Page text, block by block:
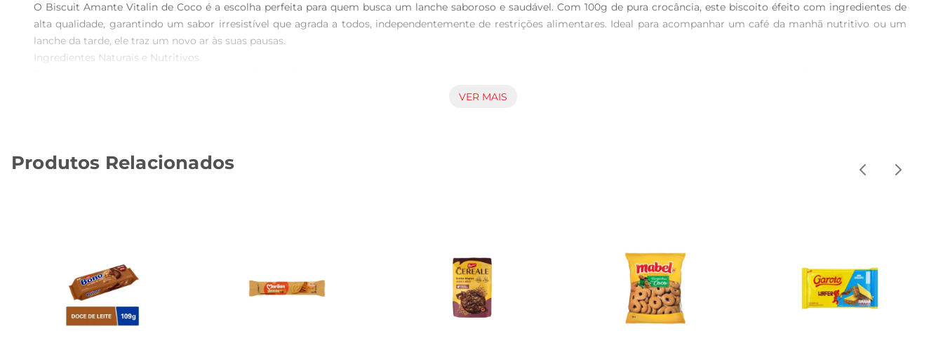
O Biscuit Amante Vitalin de Coco é a escolha perfeita para quem busca um lanche saboroso e saudável. Com 100g de pura crocância, este biscoito éfeito com ingredientes de
alta qualidade, garantindo um sabor irresistível que agrada a todos, independentemente de restrições alimentares. Ideal para acompanhar um café da manhã nutritivo ou um
lanche da tarde, ele traz um novo ar às suas pausas.
Ingredientes Naturais e Nutritivos
dieta baseada em plantas. O coco, um dos principais ingredientes, não só confere um sabor tropical, mas também é rico em fibras e gorduras saudáveis, contribuindo para uma
sobremesa criativa. Sua textura leve e crocante combina perfeitamente com diferentes sabores, tornandoo uma excelente opção para quem gosta de variar nas refeições.
oferecendo uma alternativa que respeita o bemestar do consumidor e do meio ambiente. Aproveite o sabor do Biscuit Amante Vitalin e descubra como é fácil se alimentar bem
VER MAIS
Produtos Relacionados